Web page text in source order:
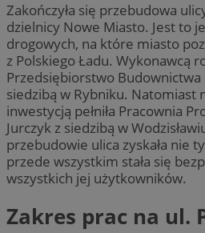
Zakończyła się przebudowa
dzielnicy Nowe Miasto. Jest to
drogowych, na które miasto
z Polskiego Ładu. Wykonawcą
Przedsiębiorstwo Budownictwa
siedzibą w Rybniku. Natomiast
inwestycją pełniła Pracownia
Jurczyk z siedzibą w
przebudowie ulica zyskała nie
przede wszystkim stała się
wszystkich jej użytkowników.
Zakres prac na ul.